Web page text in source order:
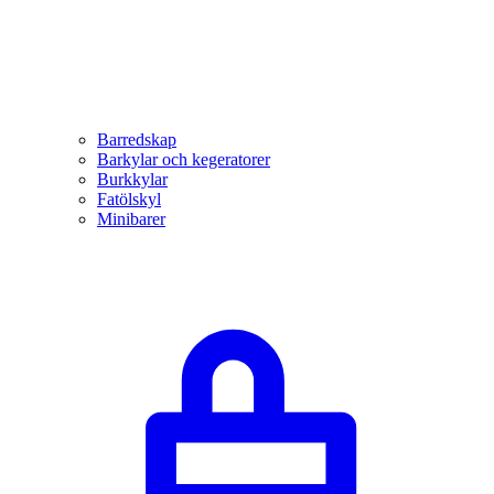
Barredskap
Barkylar och kegeratorer
Burkkylar
Fatölskyl
Minibarer